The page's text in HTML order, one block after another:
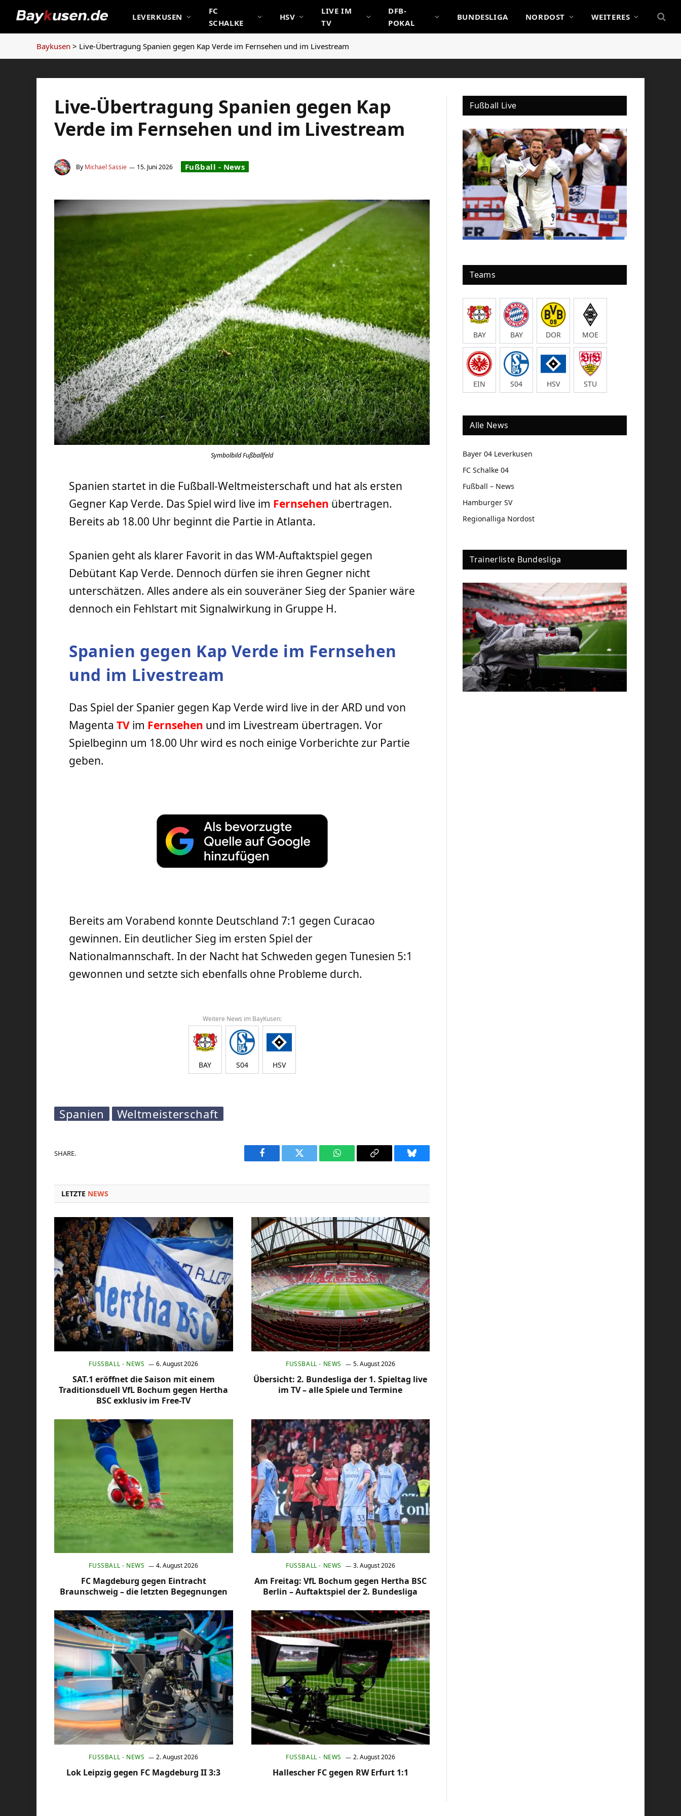
LEVERKUSEN
FC
SCHALKE
HSV
LIVE IM
TV
DFB-
POKAL
BUNDESLIGA NORDOST WEITERES
Baykusen > Live-Übertragung Spanien gegen Kap Verde im Fernsehen und im Livestream
Live-Übertragung Spanien gegen Kap
Verde im Fernsehen und im Livestream
By Michael Sassie 15. Juni 2026 Fußball - News
Symbolbild Fußballfeld
Spanien startet in die Fußball-Weltmeisterschaft und hat als ersten
Gegner Kap Verde. Das Spiel wird live im Fernsehen übertragen.
Bereits ab 18.00 Uhr beginnt die Partie in Atlanta.
Spanien geht als klarer Favorit in das WM-Auftaktspiel gegen
Debütant Kap Verde. Dennoch dürfen sie ihren Gegner nicht
unterschätzen. Alles andere als ein souveräner Sieg der Spanier wäre
dennoch ein Fehlstart mit Signalwirkung in Gruppe H.
Spanien gegen Kap Verde im Fernsehen
und im Livestream
Das Spiel der Spanier gegen Kap Verde wird live in der ARD und von
MagentaTV im Fernsehen und im Livestream übertragen. Vor
Spielbeginn um 18.00 Uhr wird es noch einige Vorberichte zur Partie
geben.
Bereits am Vorabend konnte Deutschland 7:1 gegen Curacao
gewinnen. Ein deutlicher Sieg im ersten Spiel der
Nationalmannschaft. In der Nacht hat Schweden gegen Tunesien 5:1
gewonnen und setzte sich ebenfalls ohne Probleme durch.
Weitere News im BayKusen:
BAY S04 HSV
Spanien Weltmeisterschaft
SHARE.
Facebook Twitter WhatsAppCopy
Bluesky
LETZTE NEWS
FUSSBALL - NEWS 6. August 2026
SAT.1 eröffnet die Saison mit einem
Traditionsduell VfL Bochum gegen Hertha
BSC exklusiv im Free-TV
FUSSBALL - NEWS 5. August 2026
Übersicht: 2. Bundesliga der 1. Spieltag live
im TV – alle Spiele und Termine
FUSSBALL - NEWS 4. August 2026
FC Magdeburg gegen Eintracht
Braunschweig – die letzten Begegnungen
FUSSBALL - NEWS 3. August 2026
Am Freitag: VfL Bochum gegen Hertha BSC
Berlin – Auftaktspiel der 2. Bundesliga
FUSSBALL - NEWS 2. August 2026
Lok Leipzig gegen FC Magdeburg II 3:3
FUSSBALL - NEWS 2. August 2026
Hallescher FC gegen RW Erfurt 1:1
Fußball Live
Teams
BAY BAY DOR MOE
EIN S04 HSV STU
Alle News
Bayer 04 Leverkusen
FC Schalke 04
Fußball – News
Hamburger SV
Regionalliga Nordost
Trainerliste Bundesliga